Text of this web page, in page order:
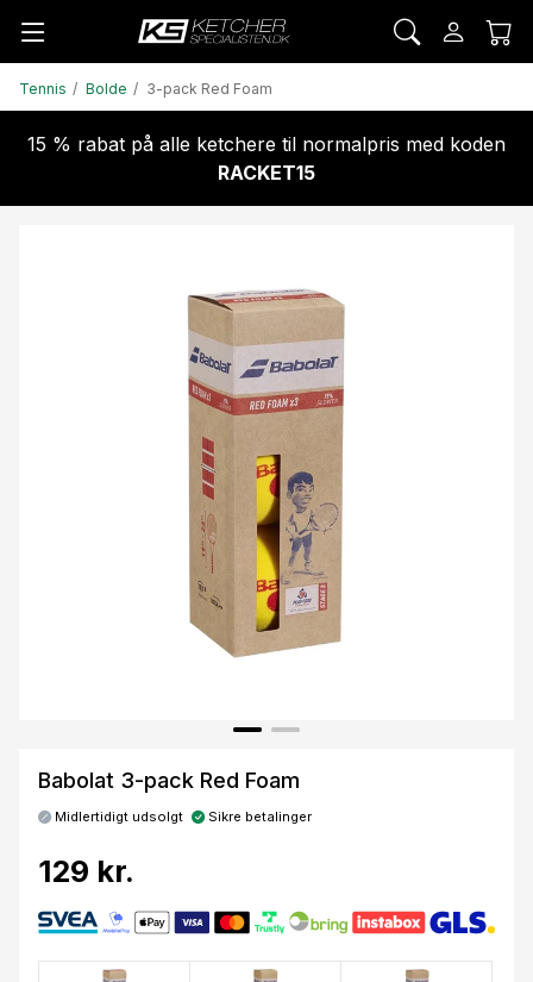
Tennis Bolde 3-pack Red Foam
15 % rabat på alle ketchere til normalpris med koden
RACKET15
Babolat 3-pack Red Foam
Midlertidigt udsolgt Sikre betalinger
129 kr.